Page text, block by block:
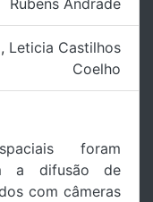
, Leticia Castilhos
Coelho
foram
a difusão de
com câmeras